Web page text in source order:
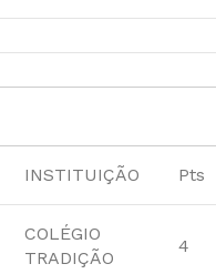
INSTITUIÇÃO Pts
COLÉGIO
TRADIÇÃO
4